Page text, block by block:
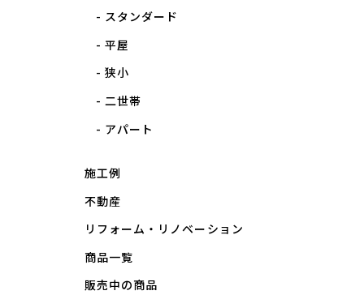
スタンダード
平屋
狭小
二世帯
アパート
施工例
不動産
リフォーム・リノベーション
商品一覧
販売中の商品